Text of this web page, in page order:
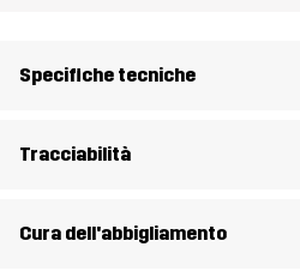
Specifiche tecniche
Tracciabilità
Cura dell'abbigliamento